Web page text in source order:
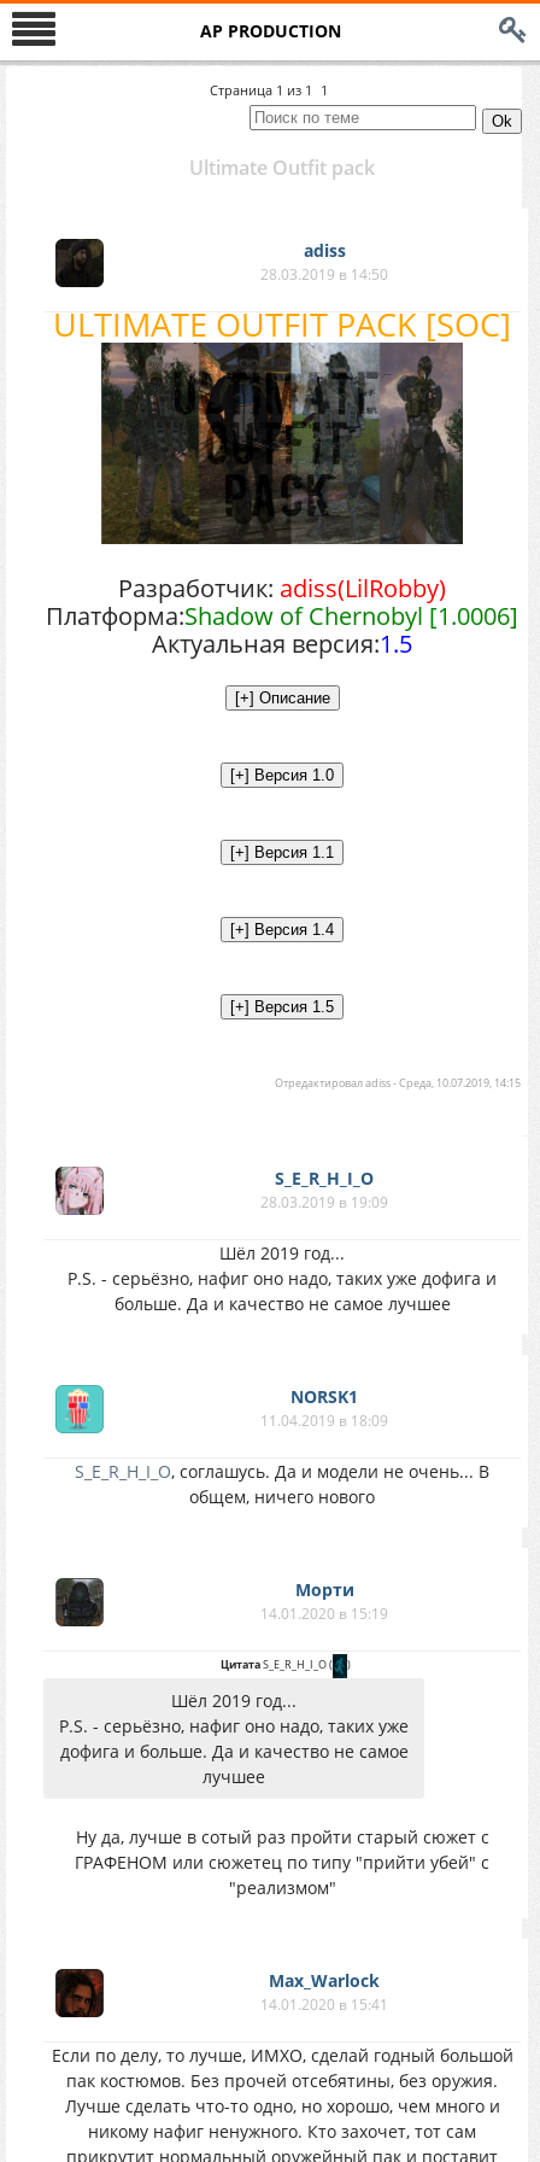
AP PRODUCTION
Страница 1 из 1 1
Ultimate Outfit pack
adiss
28.03.2019 в 14:50
ULTIMATE OUTFIT PACK [SOC]
Разработчик: adiss(LilRobby)
Платформа:Shadow of Chernobyl [1.0006]
Актуальная версия:1.5
Отредактировалadiss-Среда, 10.07.2019, 14:15
S_E_R_H_I_O
28.03.2019 в 19:09
Шёл 2019 год...
P.S. - серьёзно, нафиг оно надо, таких уже дофига и
больше. Да и качество не самое лучшее
NORSK1
11.04.2019 в 18:09
S_E_R_H_I_O, соглашусь. Да и модели не очень... В
общем, ничего нового
Морти
14.01.2020 в 15:19
ЦитатаS_E_R_H_I_O( )
Шёл 2019 год...
P.S. - серьёзно, нафиг оно надо, таких уже
дофига и больше. Да и качество не самое
лучшее
Ну да, лучше в сотый раз пройти старый сюжет с
ГРАФЕНОМ или сюжетец по типу "прийти убей" с
"реализмом"
Max_Warlock
14.01.2020 в 15:41
Если по делу, то лучше, ИМХО, сделай годный большой
пак костюмов. Без прочей отсебятины, без оружия.
Лучше сделать что-то одно, но хорошо, чем много и
никому нафиг ненужного. Кто захочет, тот сам
прикрутит нормальный оружейный пак и поставит